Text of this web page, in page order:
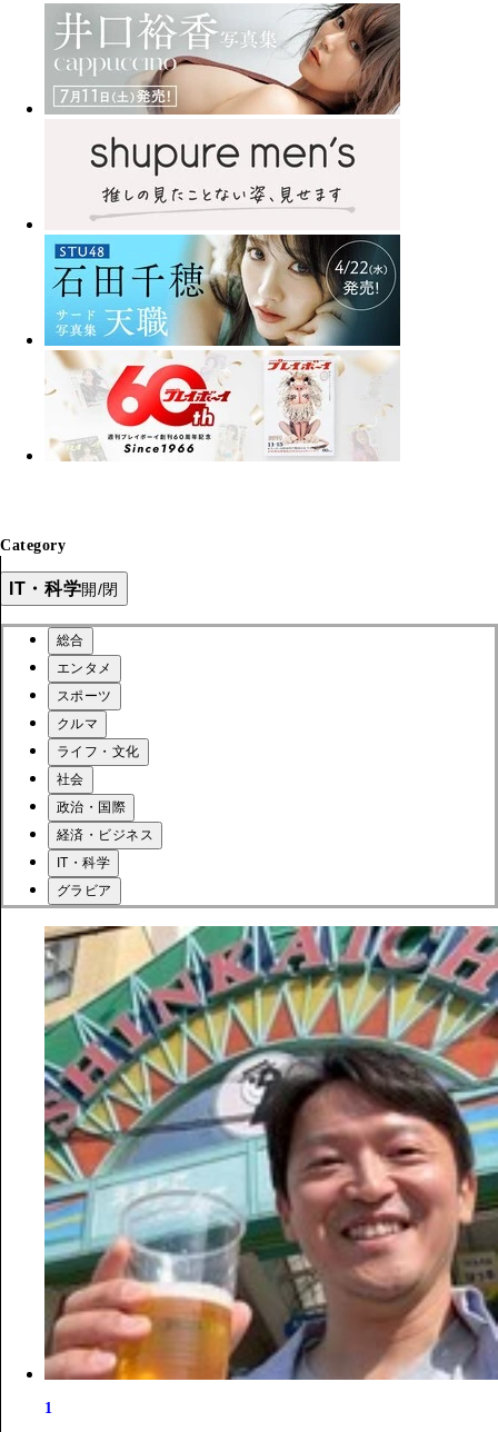
Category
IT・科学開/閉
総合
エンタメ
スポーツ
クルマ
ライフ・文化
社会
政治・国際
経済・ビジネス
IT・科学
グラビア
1